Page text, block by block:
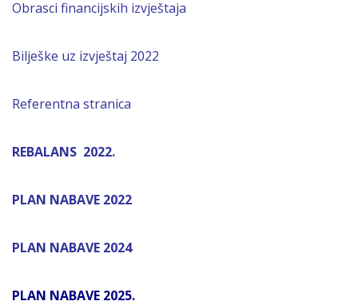
Obrasci financijskih izvještaja
Bilješke uz izvještaj 2022
Referentna stranica
REBALANS 2022.
PLAN NABAVE 2022
PLAN NABAVE 2024
PLAN NABAVE 2025.